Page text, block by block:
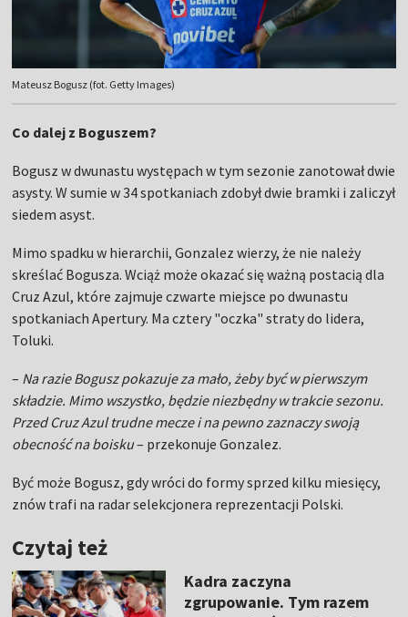
Mateusz Bogusz (fot. Getty Images)
Co dalej z Boguszem?
Bogusz w dwunastu występach w tym sezonie zanotował dwie
asysty. W sumie w 34 spotkaniach zdobył dwie bramki i zaliczył
siedem asyst.
Mimo spadku w hierarchii, Gonzalez wierzy, że nie należy
skreślać Bogusza. Wciąż może okazać się ważną postacią dla
Cruz Azul, które zajmuje czwarte miejsce po dwunastu
spotkaniach Apertury. Ma cztery "oczka" straty do lidera,
Toluki.
– Na razie Bogusz pokazuje za mało, żeby być w pierwszym
składzie. Mimo wszystko, będzie niezbędny w trakcie sezonu.
Przed Cruz Azul trudne mecze i na pewno zaznaczy swoją
obecność na boisku– przekonuje Gonzalez.
Być może Bogusz, gdy wróci do formy sprzed kilku miesięcy,
znów trafi na radar selekcjonera reprezentacji Polski.
Czytaj też
Kadra zaczyna
zgrupowanie. Tym razem